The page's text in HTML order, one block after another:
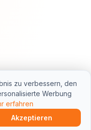
zu verbessern, den
Werbung
erfahren
Akzeptieren